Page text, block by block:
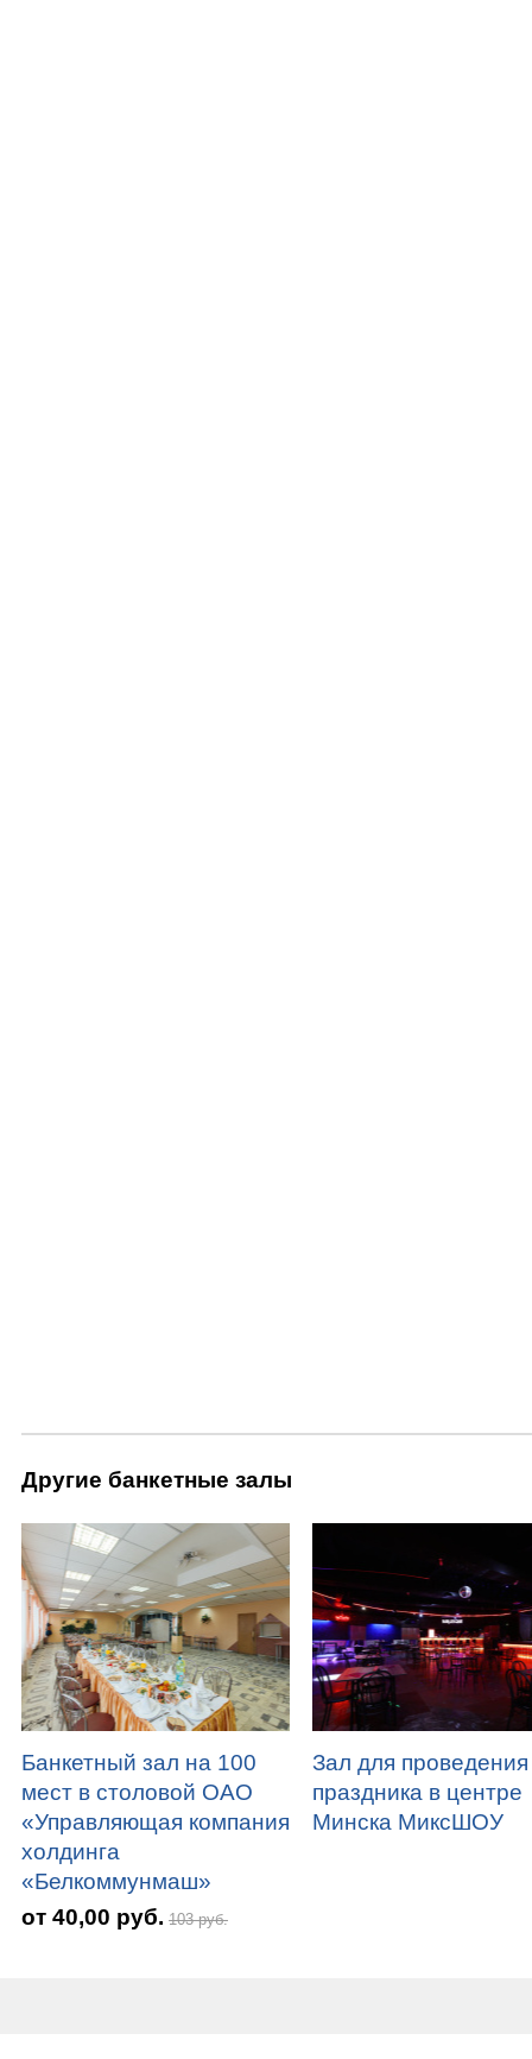
Другие банкетные залы
Банкетный зал на 100
мест в столовой ОАО
«Управляющая компания
холдинга
«Белкоммунмаш»
от 40,00 руб. 103 руб.
Зал для проведения
праздника в центре
Минска МиксШОУ